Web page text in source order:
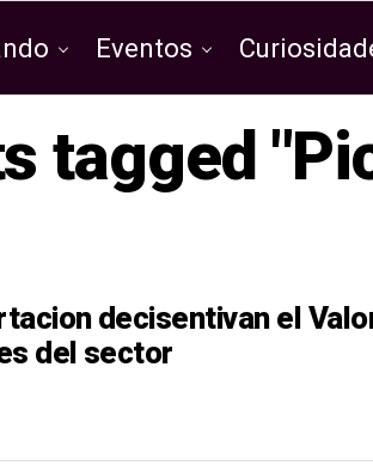
Eventos
tagged
decisentivan el
del sector